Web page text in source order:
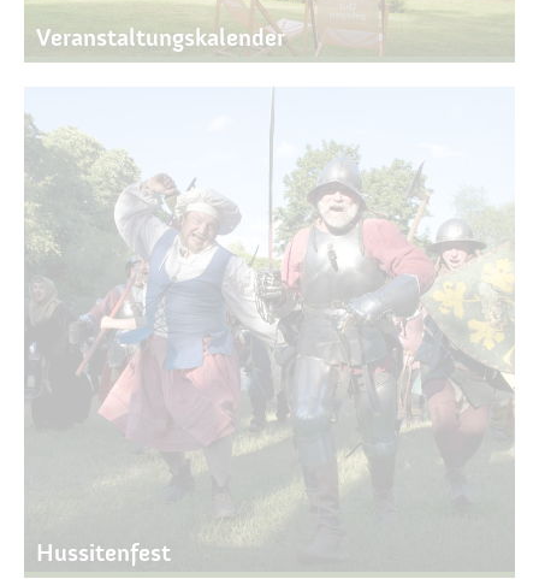
Tourist-Information
Kultur & Kunst
Museum & Historie
Veranstaltungen
Veranstaltungskalender
Hussitenfest
Weihnachtsmarkt
Dinner-Picknick
Kunst- und Handwerkermarkt
Schwertkämpfertreffen
Kinderfilmfest im Land Brandenburg
Veranstaltungskalender
Hussitenfest